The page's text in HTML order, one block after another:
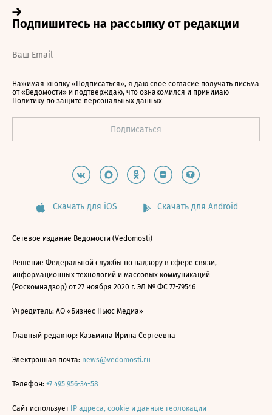
Нажимая кнопку «Подписаться», я даю свое согласие получать письма
от «Ведомости» и подтверждаю, что ознакомился и принимаю
Политику по защите персональных данных
Скачать для iOS Скачать для Android
Сетевое издание Ведомости (Vedomosti)
Решение Федеральной службы по надзору в сфере связи,
информационных технологий и массовых коммуникаций
(Роскомнадзор) от 27 ноября 2020 г. ЭЛ № ФС 77-79546
Учредитель: АО «Бизнес Ньюс Медиа»
Главный редактор: Казьмина Ирина Сергеевна
Электронная почта: news@vedomosti.ru
Телефон: +7 495 956-34-58
Сайт использует IP адреса, cookie и данные геолокации